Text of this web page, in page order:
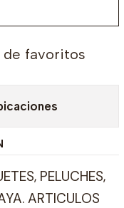
favoritos
PELUCHES,
ARTICULOS